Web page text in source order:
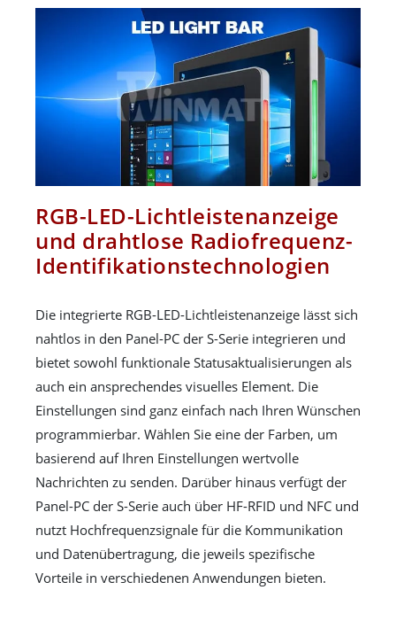
RGB-LED-Lichtleistenanzeige
und drahtlose Radiofrequenz-
Identifikationstechnologien
Die integrierte RGB-LED-Lichtleistenanzeige lässt sich
nahtlos in den Panel-PC der S-Serie integrieren und
bietet sowohl funktionale Statusaktualisierungen als
auch ein ansprechendes visuelles Element. Die
Einstellungen sind ganz einfach nach Ihren Wünschen
programmierbar. Wählen Sie eine der Farben, um
basierend auf Ihren Einstellungen wertvolle
Nachrichten zu senden. Darüber hinaus verfügt der
Panel-PC der S-Serie auch über HF-RFID und NFC und
nutzt Hochfrequenzsignale für die Kommunikation
und Datenübertragung, die jeweils spezifische
Vorteile in verschiedenen Anwendungen bieten.